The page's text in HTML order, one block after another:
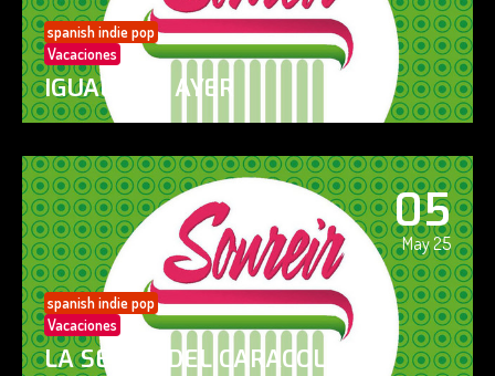
spanish indie pop
Vacaciones
IGUAL QUE AYER
05
May 25
spanish indie pop
Vacaciones
LA SENDA DEL CARACOL